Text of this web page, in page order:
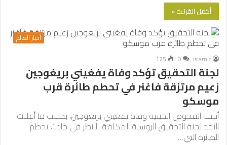
أكمل القراءة »
أخبار العالم
islamic
0
125
لجنة التحقيق تؤكد وفاة يفغيني بريغوجين
زعيم مرتزقة فاغنر في تحطم طائرة قرب
موسكو
أثبتت الفحوص الجينية وفاة يفغيني بريغوجين، بحسب ما أعلنت
الأحد لجنة التحقيق الروسية المكلفة بالنظر في حادث تحطم
الطائرة التي…